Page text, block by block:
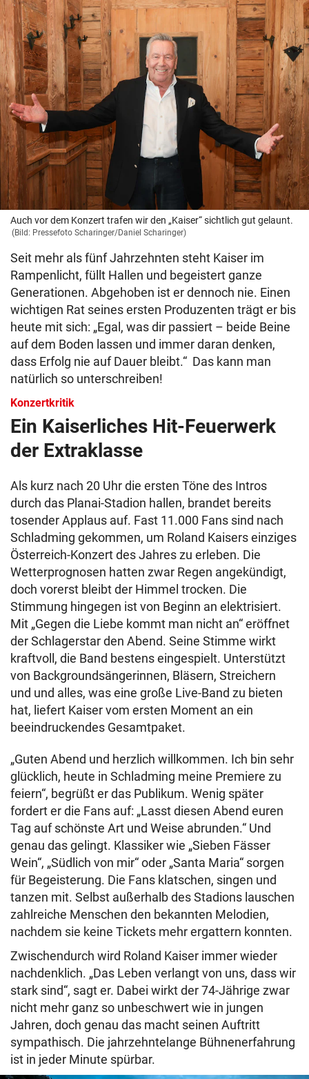
Auch vor dem Konzert trafen wir den „Kaiser“ sichtlich gut gelaunt.
(Bild: Pressefoto Scharinger/Daniel Scharinger)
Seit mehr als fünf Jahrzehnten steht Kaiser im
Rampenlicht, füllt Hallen und begeistert ganze
Generationen. Abgehoben ist er dennoch nie. Einen
wichtigen Rat seines ersten Produzenten trägt er bis
heute mit sich: „Egal, was dir passiert – beide Beine
auf dem Boden lassen und immer daran denken,
dass Erfolg nie auf Dauer bleibt.“ Das kann man
natürlich so unterschreiben!
Konzertkritik
Ein Kaiserliches Hit-Feuerwerk
der Extraklasse
Als kurz nach 20 Uhr die ersten Töne des Intros
durch das Planai-Stadion hallen, brandet bereits
tosender Applaus auf. Fast 11.000 Fans sind nach
Schladming gekommen, um Roland Kaisers einziges
Österreich-Konzert des Jahres zu erleben. Die
Wetterprognosen hatten zwar Regen angekündigt,
doch vorerst bleibt der Himmel trocken. Die
Stimmung hingegen ist von Beginn an elektrisiert.
Mit „Gegen die Liebe kommt man nicht an“ eröffnet
der Schlagerstar den Abend. Seine Stimme wirkt
kraftvoll, die Band bestens eingespielt. Unterstützt
von Backgroundsängerinnen, Bläsern, Streichern
und und alles, was eine große Live-Band zu bieten
hat, liefert Kaiser vom ersten Moment an ein
beeindruckendes Gesamtpaket.
„Guten Abend und herzlich willkommen. Ich bin sehr
glücklich, heute in Schladming meine Premiere zu
feiern“, begrüßt er das Publikum. Wenig später
fordert er die Fans auf: „Lasst diesen Abend euren
Tag auf schönste Art und Weise abrunden.“ Und
genau das gelingt. Klassiker wie „Sieben Fässer
Wein“, „Südlich von mir“ oder „Santa Maria“ sorgen
für Begeisterung. Die Fans klatschen, singen und
tanzen mit. Selbst außerhalb des Stadions lauschen
zahlreiche Menschen den bekannten Melodien,
nachdem sie keine Tickets mehr ergattern konnten.
Zwischendurch wird Roland Kaiser immer wieder
nachdenklich. „Das Leben verlangt von uns, dass wir
stark sind“, sagt er. Dabei wirkt der 74-Jährige zwar
nicht mehr ganz so unbeschwert wie in jungen
Jahren, doch genau das macht seinen Auftritt
sympathisch. Die jahrzehntelange Bühnenerfahrung
ist in jeder Minute spürbar.